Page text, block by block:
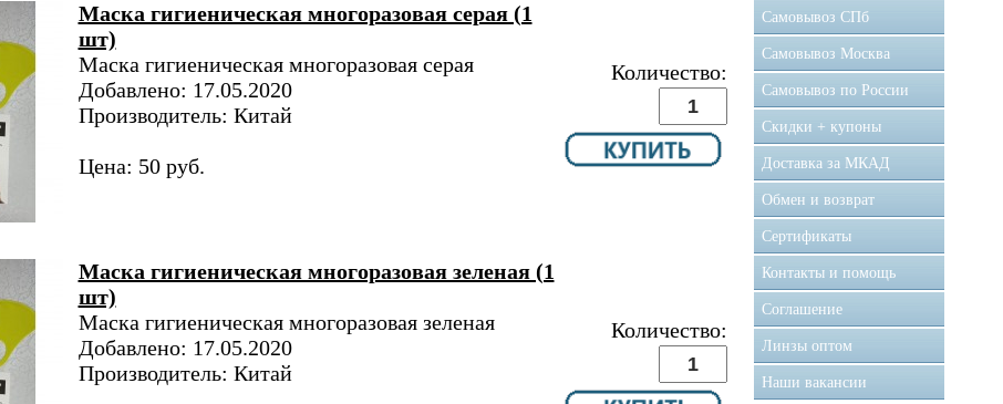
Маска гигиеническая многоразовая серая (1
шт)
Маска гигиеническая многоразовая серая
Добавлено: 17.05.2020
Производитель: Китай
Цена: 50 руб.
Количество:
Маска гигиеническая многоразовая зеленая (1
шт)
Маска гигиеническая многоразовая зеленая
Добавлено: 17.05.2020
Производитель: Китай
Количество:
Самовывоз CПб
Самовывоз Москва
Самовывоз по России
Скидки + купоны
Доставка за МКАД
Обмен и возврат
Сертификаты
Контакты и помощь
Соглашение
Линзы оптом
Наши вакансии